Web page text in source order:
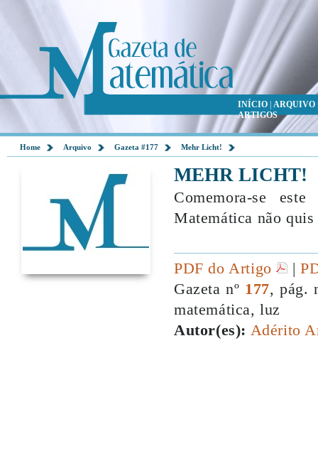
INÍCIO ARQUIVO
ARTIGOS
Home Arquivo Gazeta #177 Mehr Licht!
MEHR LICHT!
Comemora-se
Matemática não
PDF do Artigo |
Gazeta nº 177, pág.
matemática, luz
Autor(es): Adérito